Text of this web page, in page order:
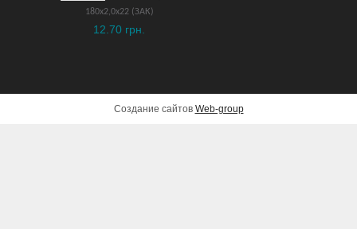
180х2,0х22 (ЗАК)
12.70 грн.
Создание сайтов Web-group